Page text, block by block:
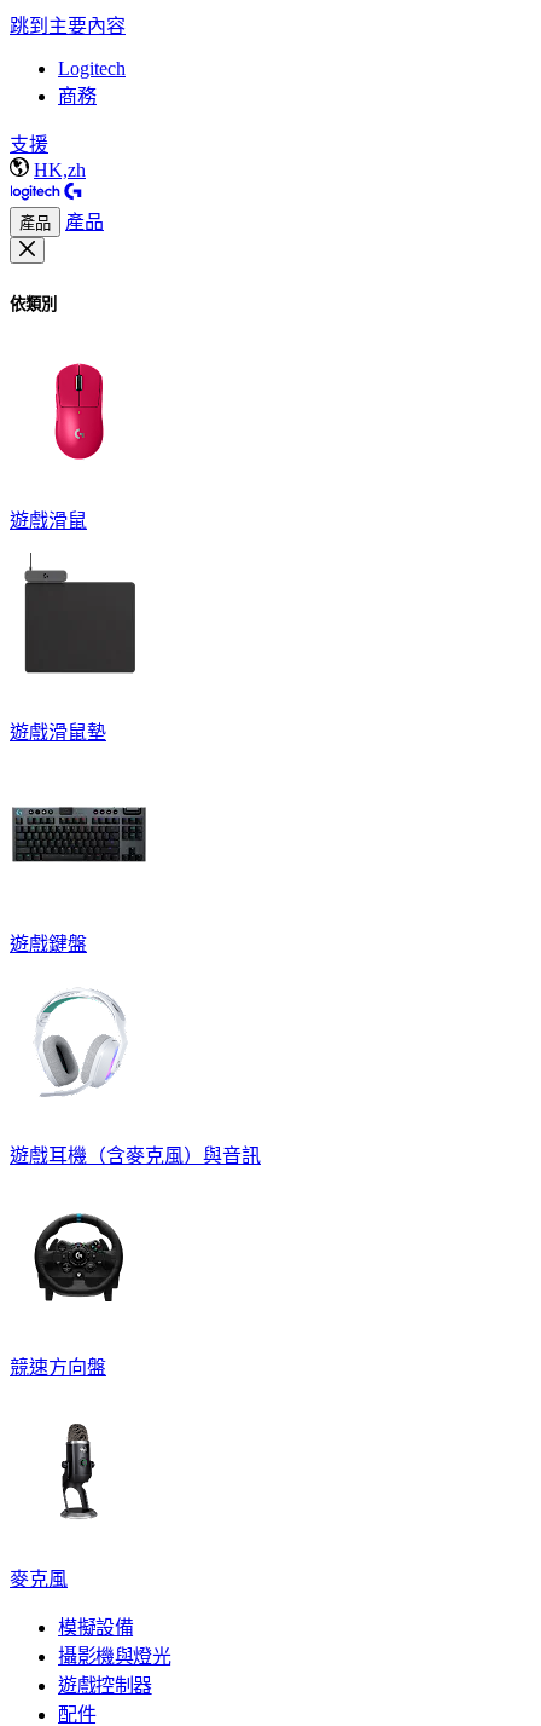
跳到主要內容
Logitech
商務
支援
HK,zh
產品 產品
依類別
遊戲滑鼠
遊戲滑鼠墊
遊戲鍵盤
遊戲耳機（含麥克風）與音訊
競速方向盤
麥克風
模擬設備
攝影機與燈光
遊戲控制器
配件